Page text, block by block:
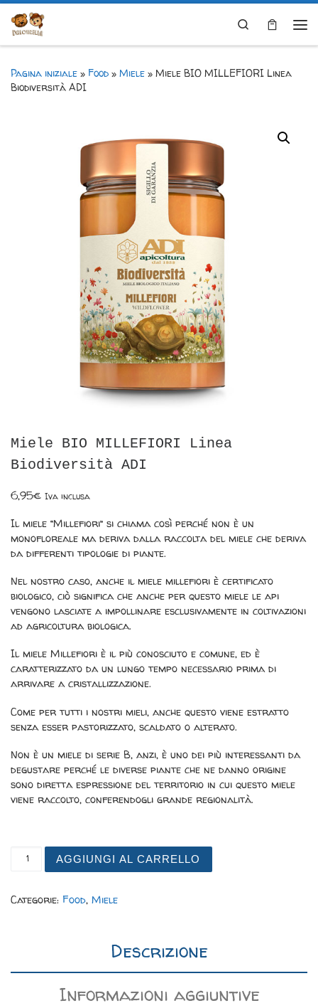
Skip to content
Search
Pagina iniziale » Food » Miele » Miele BIO MILLEFIORI Linea
Biodiversità ADI
Miele BIO MILLEFIORI Linea
Biodiversità ADI
6,95€ Iva inclusa
Il miele “Millefiori” si chiama così perché non è un
monofloreale ma deriva dalla raccolta del miele che deriva
da differenti tipologie di piante.
Nel nostro caso, anche il miele millefiori è certificato
biologico, ciò significa che anche per questo miele le api
vengono lasciate a impollinare esclusivamente in coltivazioni
ad agricoltura biologica.
Il miele Millefiori è il più conosciuto e comune, ed è
caratterizzato da un lungo tempo necessario prima di
arrivare a cristallizzazione.
Come per tutti i nostri mieli, anche questo viene estratto
senza esser pastorizzato, scaldato o alterato.
Non è un miele di serie B, anzi, è uno dei più interessanti da
degustare perché le diverse piante che ne danno origine
sono diretta espressione del territorio in cui questo miele
viene raccolto, conferendogli grande regionalità.
AGGIUNGI AL CARRELLO
Categorie: Food, Miele
Descrizione
Informazioni aggiuntive